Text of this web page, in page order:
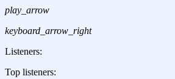
play_arrow
keyboard_arrow_right
Listeners:
Top listeners: